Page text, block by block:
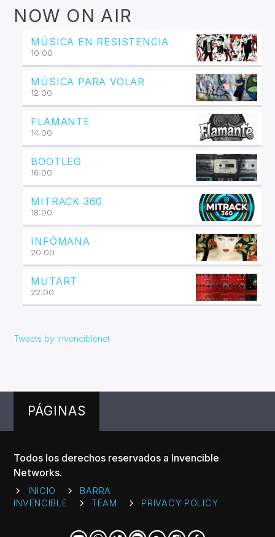
NOW ON AIR
MÚSICA EN RESISTENCIA
10:00
MÚSICA PARA VOLAR
12:00
FLAMANTE
14:00
BOOTLEG
16:00
MITRACK 360
18:00
INFÓMANA
20:00
MUTART
22:00
Tweets by Invenciblenet
PÁGINAS
Todos los derechos reservados a Invencible
Networks.
INICIO
BARRA
INVENCIBLE
TEAM PRIVACY POLICY